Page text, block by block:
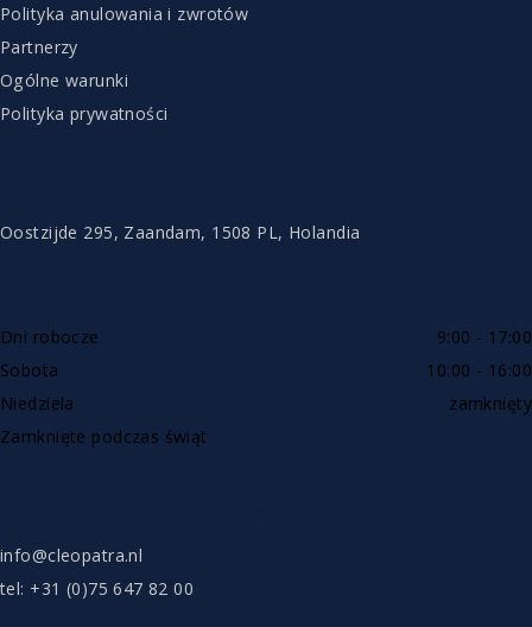
Polityka anulowania i zwrotów
Partnerzy
Ogólne warunki
Polityka prywatności
Oostzijde 295, Zaandam, 1508 PL, Holandia
Dni robocze
9:00 - 17:00
Sobota
10:00 - 16:00
Niedziela
zamknięty
Zamknięte podczas świąt
info@cleopatra.nl
tel: +31 (0)75 647 82 00